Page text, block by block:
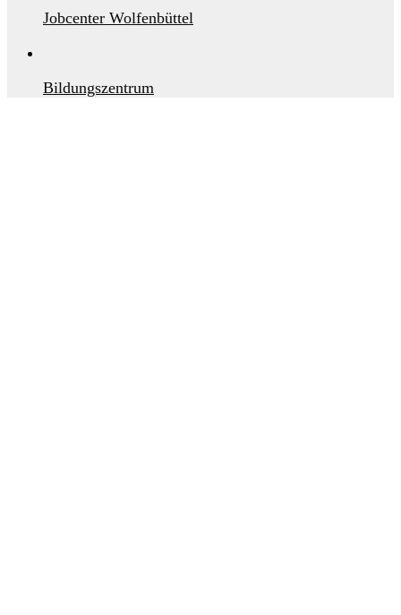
Jobcenter Wolfenbüttel
Bildungszentrum